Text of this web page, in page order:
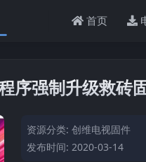
首页
序强制升级救砖
资源分类:创维电视固件
发布时间: 2020-03-14